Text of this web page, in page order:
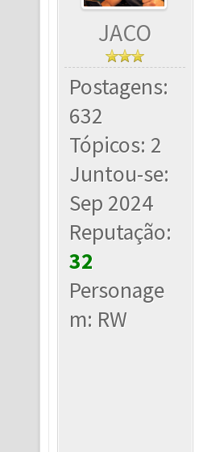
JACO
Postagens:
632
Tópicos: 2
Juntou-se:
Sep 2024
Reputação:
32
Personage
m: RW